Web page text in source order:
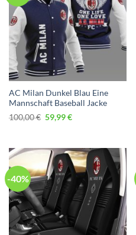
AC Milan Dunkel Blau Eine
Mannschaft Baseball Jacke
100,00€ Ursprünglicher
Preis
59,99€Aktueller
-40%